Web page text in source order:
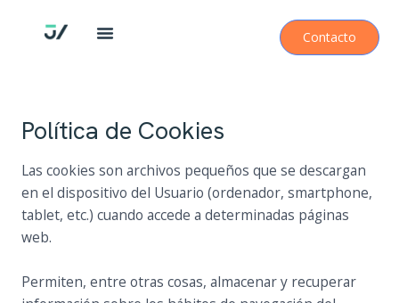
Contacto
Política de Cookies
Las cookies son archivos pequeños que se descargan
en el dispositivo del Usuario (ordenador, smartphone,
tablet, etc.) cuando accede a determinadas páginas
web.
Permiten, entre otras cosas, almacenar y recuperar